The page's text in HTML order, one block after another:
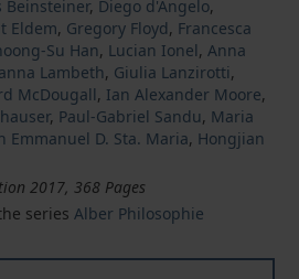
Beinsteiner, Diego d'Angelo,
Eldem, Gregory Floyd, Francesca
Su Han, Lucian Ionel, Anna
Lambeth, Giulia Lanzirotti,
McDougall, Ian Alexander Moore,
, Paul-Gabriel Sandu, Maria
Emmanuel D. Sta. Maria, Hongjian
2017, 368 Pages
series Alber Philosophie